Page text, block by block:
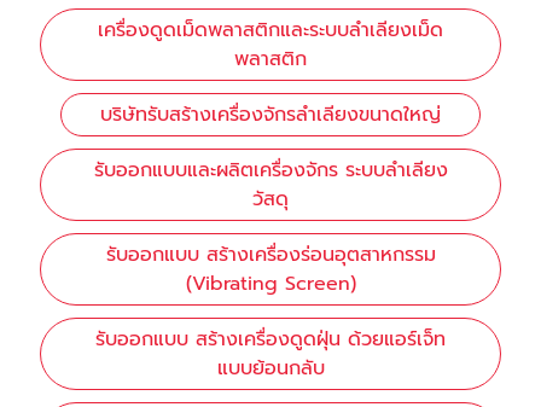
เครื่องดูดเม็ดพลาสติกและระบบลำเลียงเม็ด
พลาสติก
บริษัทรับสร้างเครื่องจักรลำเลียงขนาดใหญ่
รับออกแบบและผลิตเครื่องจักร ระบบลำเลียง
วัสดุ
รับออกแบบ สร้างเครื่องร่อนอุตสาหกรรม
(Vibrating Screen)
รับออกแบบ สร้างเครื่องดูดฝุ่น ด้วยแอร์เจ็ท
แบบย้อนกลับ